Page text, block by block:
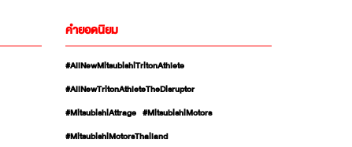
คำยอดนิยม
#AllNewMitsubishiTritonAthlete
#AllNewTritonAthleteTheDisruptor
#MitsubishiAttrage #MitsubishiMotors
#MitsubishiMotorsThailand